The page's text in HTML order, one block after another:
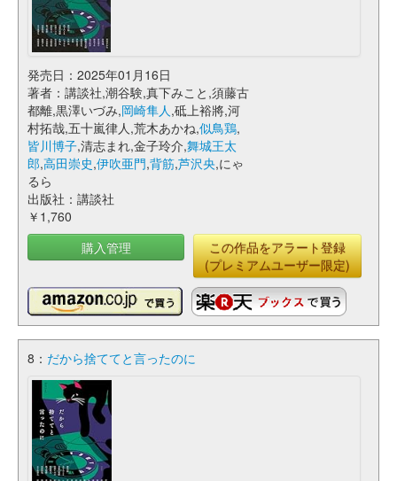
発売日：2025年01月16日
著者：講談社,潮谷験,真下みこと,須藤古
都離,黒澤いづみ,岡崎隼人,砥上裕將,河
村拓哉,五十嵐律人,荒木あかね,似鳥鶏,
皆川博子,清志まれ,金子玲介,舞城王太
郎,高田崇史,伊吹亜門,背筋,芦沢央,にゃ
るら
出版社：講談社
￥1,760
購入管理
この作品をアラート登録
(プレミアムユーザー限定)
8： だから捨ててと言ったのに